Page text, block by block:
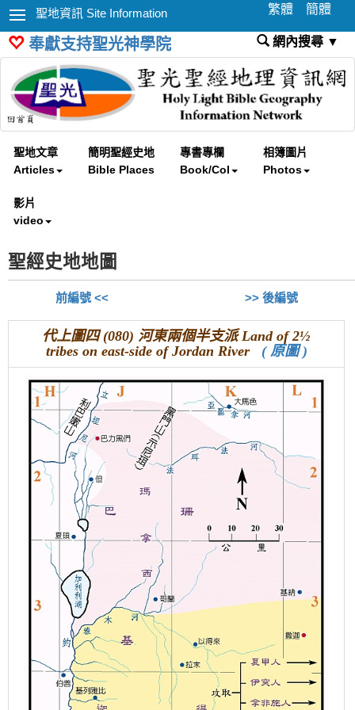
聖地資訊 Site Information 繁體 簡體
奉獻支持聖光神學院 網內搜尋 ▼
聖地文章
Articles
簡明聖經史地
Bible Places
專書專欄
Book/Col
相簿圖片
Photos
影片
video
聖經史地地圖
前編號 << >> 後編號
代上圖四 (080) 河東兩個半支派 Land of 2½
tribes on east-side of Jordan River ( 原圖 )